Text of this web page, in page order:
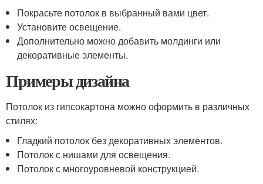
Покрасьте потолок в выбранный вами цвет.
Установите освещение.
Дополнительно можно добавить молдинги или
декоративные элементы.
Примеры дизайна
Потолок из гипсокартона можно оформить в различных
стилях:
Гладкий потолок без декоративных элементов.
Потолок с нишами для освещения.
Потолок с многоуровневой конструкцией.